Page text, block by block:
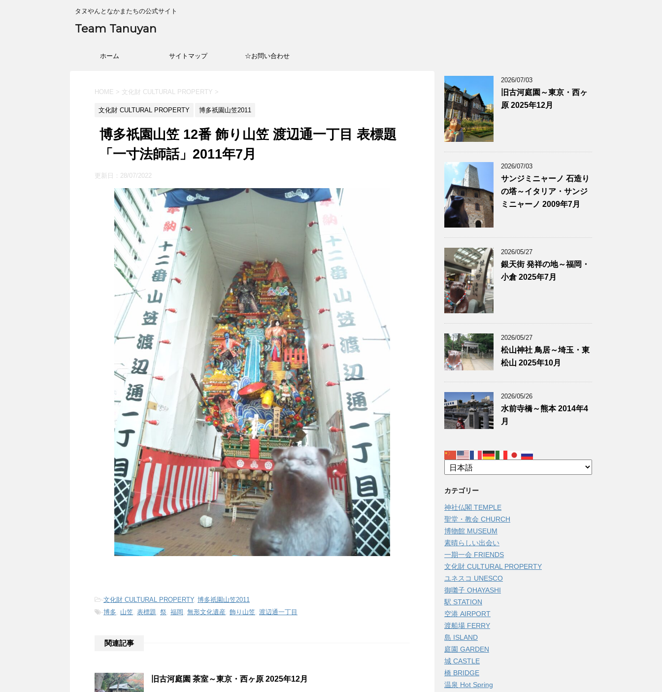
タヌやんとなかまたちの公式サイト
Team Tanuyan
ホーム サイトマップ ☆お問い合わせ
HOME > 文化財 CULTURAL PROPERTY >
文化財 CULTURAL PROPERTY 博多祇園山笠2011
博多祇園山笠 12番 飾り山笠 渡辺通一丁目 表標題
「一寸法師話」2011年7月
更新日： 28/07/2022
-文化財 CULTURAL PROPERTY, 博多祇園山笠2011
-博多 山笠 表標題 祭 福岡 無形文化遺産 飾り山笠 渡辺通一丁目
関連記事
旧古河庭園 茶室～東京・西ヶ原 2025年12月
2026/07/03
旧古河庭園～東京・西ヶ
原 2025年12月
2026/07/03
サンジミニャーノ 石造り
の塔～イタリア・サンジ
ミニャーノ 2009年7月
2026/05/27
銀天街 発祥の地～福岡・
小倉 2025年7月
2026/05/27
松山神社 鳥居～埼玉・東
松山 2025年10月
2026/05/26
水前寺橋～熊本 2014年4
月
カテゴリー
神社仏閣 TEMPLE
聖堂・教会 CHURCH
博物館 MUSEUM
素晴らしい出会い
一期一会 FRIENDS
文化財 CULTURAL PROPERTY
ユネスコ UNESCO
御囃子 OHAYASHI
駅 STATION
空港 AIRPORT
渡船場 FERRY
島 ISLAND
庭園 GARDEN
城 CASTLE
橋 BRIDGE
温泉 Hot Spring